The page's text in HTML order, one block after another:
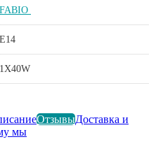
FABIO
E14
1X40W
ОтзывыДоставка и
мы